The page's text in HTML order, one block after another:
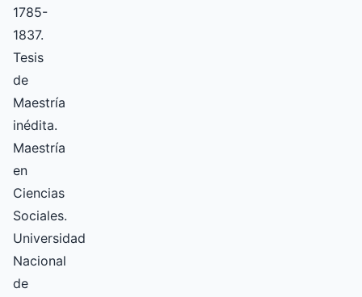
1785-
1837.
Tesis
de
Maestría
inédita.
Maestría
en
Ciencias
Sociales.
Universidad
Nacional
de